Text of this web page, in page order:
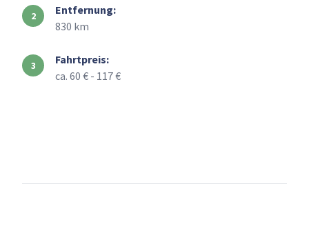
Entfernung:
830 km
Fahrtpreis:
ca. 60 € - 117 €